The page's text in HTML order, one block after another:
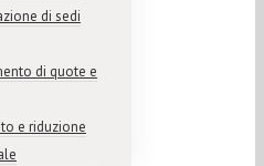
di sedi
di quote e
e riduzione